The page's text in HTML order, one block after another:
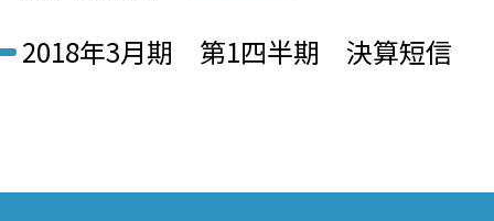
2018年3月期 第1四半期 決算短信